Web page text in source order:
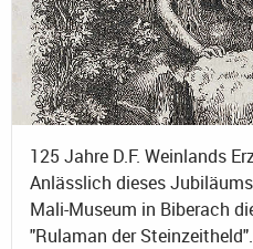
125 Jahre D.F. Weinlands
Anlässlich dieses
Mali-Museum in Biberach
"Rulaman der Steinzeitheld".